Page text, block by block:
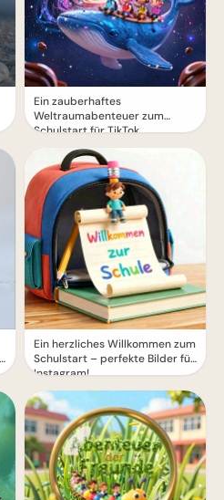
Ein zauberhaftes
Weltraumabenteuer zum
Schulstart für TikTok
Ein herzliches Willkommen zum
Schulstart – perfekte Bilder für
Instagram!